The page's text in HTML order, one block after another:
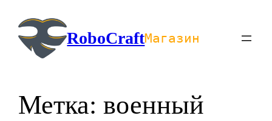
содержимомуRoboCraftМагазин
Метка:военный